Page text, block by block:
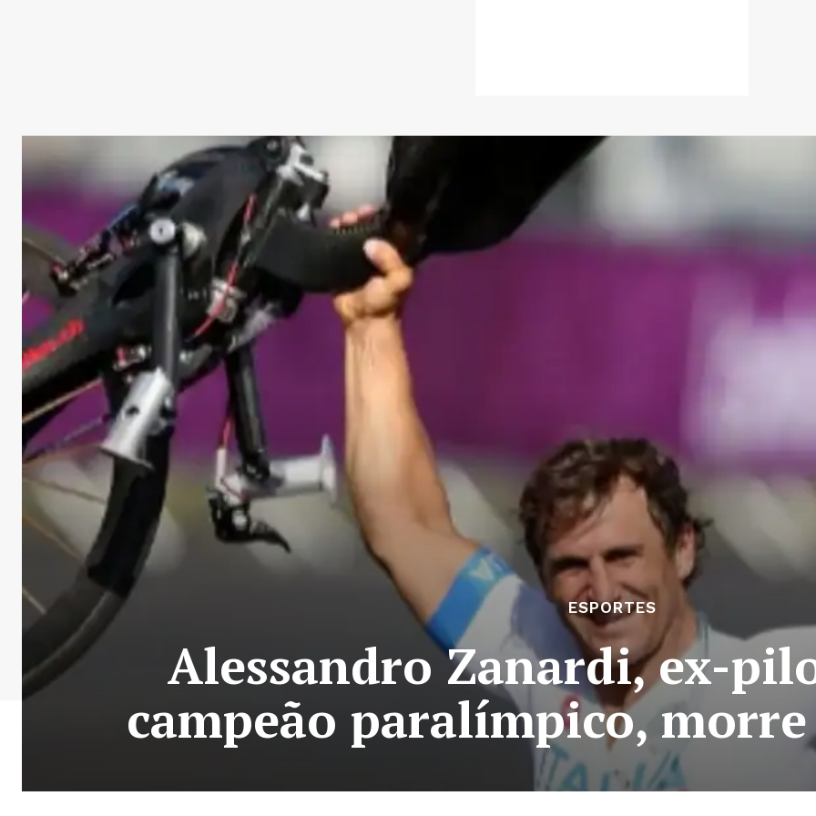
ESPORTES
Alessandro Zanardi, ex-
campeão paralímpico, morre